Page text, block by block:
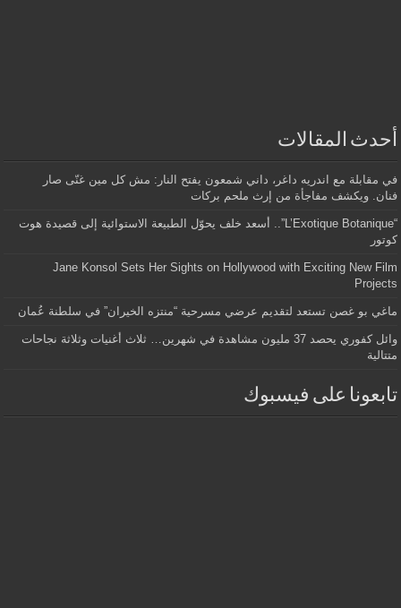
أحدث المقالات
في مقابلة مع اندريه داغر، داني شمعون يفتح النار: مش كل مين غنّى صار
فنان. ويكشف مفاجأة من إرث ملحم بركات
“L’Exotique Botanique”.. أسعد خلف يحوّل الطبيعة الاستوائية إلى قصيدة هوت
كوتور
Jane Konsol Sets Her Sights on Hollywood with Exciting New Film
Projects
ماغي بو غصن تستعد لتقديم عرضي مسرحية “منتزه الخيران” في سلطنة عُمان
وائل كفوري يحصد 37 مليون مشاهدة في شهرين… ثلاث أغنيات وثلاثة نجاحات
متتالية
تابعونا على فيسبوك